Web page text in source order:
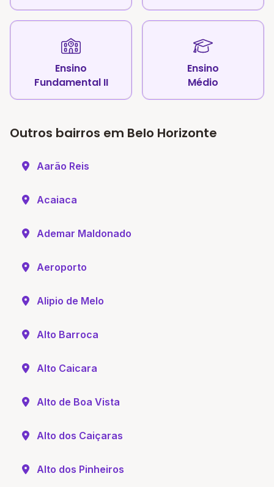
Ensino
Fundamental II
Ensino
Médio
Outros bairros em Belo Horizonte
Aarão Reis
Acaiaca
Ademar Maldonado
Aeroporto
Alipio de Melo
Alto Barroca
Alto Caicara
Alto de Boa Vista
Alto dos Caiçaras
Alto dos Pinheiros